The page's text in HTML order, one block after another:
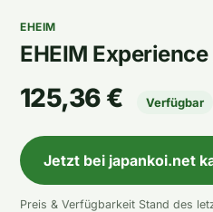
EHEIM
EHEIM
125,36 € Verfügbar
Jetzt bei japankoi.net
Preis & Verfügbarkeit Stand des